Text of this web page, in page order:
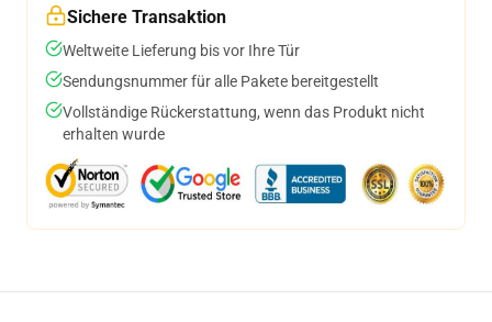
Sichere Transaktion
Weltweite Lieferung bis vor Ihre Tür
Sendungsnummer für alle Pakete bereitgestellt
Vollständige Rückerstattung, wenn das Produkt nicht
erhalten wurde